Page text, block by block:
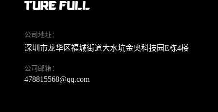
公司地址：
深圳市龙华区福城街道大水坑金奥科技园E栋4楼
公司邮箱：
478815568@qq.com